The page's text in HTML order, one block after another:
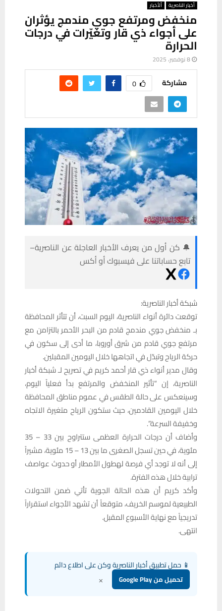
أخبار الناصرية ألأخبار
منخفض ومرتفع جوي مندمج يؤثران
على أجواء ذي قار وتغيّرات في درجات
الحرارة
8 نوفمبر، 2025
مشاركة 0
🔔 كن أول من يعرف الأخبار العاجلة عن الناصرية–
تابع حساباتنا على فيسبوك أو أكس
شبكة أخبار الناصرية:
توقعت دائرة أنواء الناصرية، اليوم السبت، أن تتأثر المحافظة
بـ منخفض جوي مندمج قادم من البحر الأحمر بالتزامن مع
مرتفع جوي قادم من شرق أوروبا، ما أدى إلى سكون في
حركة الرياح وتبدّل في اتجاهها خلال اليومين المقبلين.
وقال مدير أنواء ذي قار أحمد كريم في تصريح لـ شبكة أخبار
الناصرية، إن “تأثير المنخفض والمرتفع بدأ فعلياً اليوم،
وسينعكس على حالة الطقس في عموم مناطق المحافظة
خلال اليومين القادمين، حيث ستكون الرياح متغيرة الاتجاه
وخفيفة السرعة”.
وأضاف أن درجات الحرارة العظمى ستتراوح بين 33 – 35
مئوية، في حين تسجل الصغرى ما بين 13 – 15 مئوية، مشيراً
إلى أنه لا توجد أي فرصة لهطول الأمطار أو حدوث عواصف
ترابية خلال هذه الفترة.
وأكد كريم أن هذه الحالة الجوية تأتي ضمن التحولات
الطبيعية لموسم الخريف، متوقعاً أن تشهد الأجواء استقراراً
تدريجياً مع نهاية الأسبوع المقبل.
انتهى.
📱 حمل تطبيق أخبار الناصرية وكن على اطلاع دائم
تحميل من Google Play ×